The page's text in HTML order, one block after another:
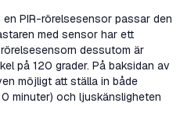
PIR-rörelsesensor passar den
med sensor har ett
dessutom är
på 120 grader. På baksidan av
möjligt att ställa in både
minuter) och ljuskänsligheten